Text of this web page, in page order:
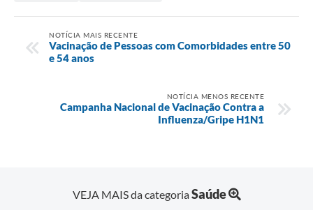
NOTÍCIA MAIS RECENTE
Vacinação de Pessoas com Comorbidades entre 50
e 54 anos
NOTÍCIA MENOS RECENTE
Campanha Nacional de Vacinação Contra a
Influenza/Gripe H1N1
VEJA MAIS da categoriaSaúde